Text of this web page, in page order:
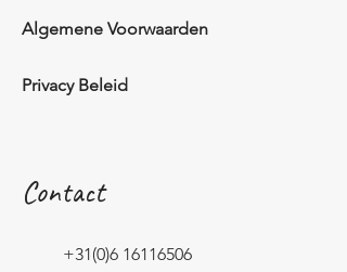
Algemene Voorwaarden
Privacy Beleid
Contact
+31(0)6 16116506